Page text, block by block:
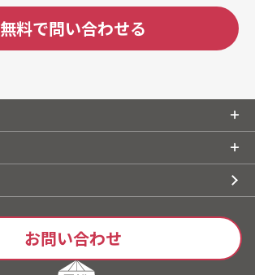
無料で問い合わせる
お問い合わせ